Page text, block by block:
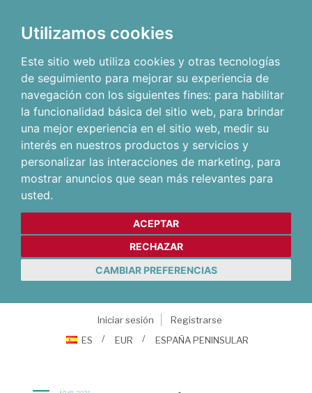
Utilizamos cookies
Este sitio web utiliza cookies y otras tecnologías
de seguimiento para mejorar su experiencia de
navegación con los siguientes fines: para habilitar
la funcionalidad básica del sitio web, para brindar
una mejor experiencia en el sitio web, medir su
interés en nuestros productos y servicios y
personalizar las interacciones de marketing, para
mostrar anuncios que sean más relevantes para
usted.
ACEPTAR
RECHAZAR
CAMBIAR PREFERENCIAS
Iniciar sesión
Registrarse
ES
EUR ESPAÑA PENINSULAR